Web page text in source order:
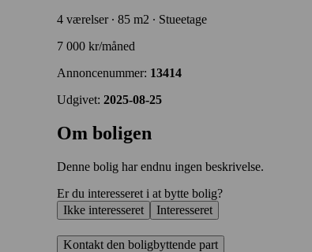
4 værelser ∙ 85 m2 ∙ Stueetage
7 000 kr/måned
Annoncenummer: 13414
Udgivet: 2025-08-25
Om boligen
Denne bolig har endnu ingen beskrivelse.
Er du interesseret i at bytte bolig?
Ikke interesseret
Interesseret
Kontakt den boligbyttende part